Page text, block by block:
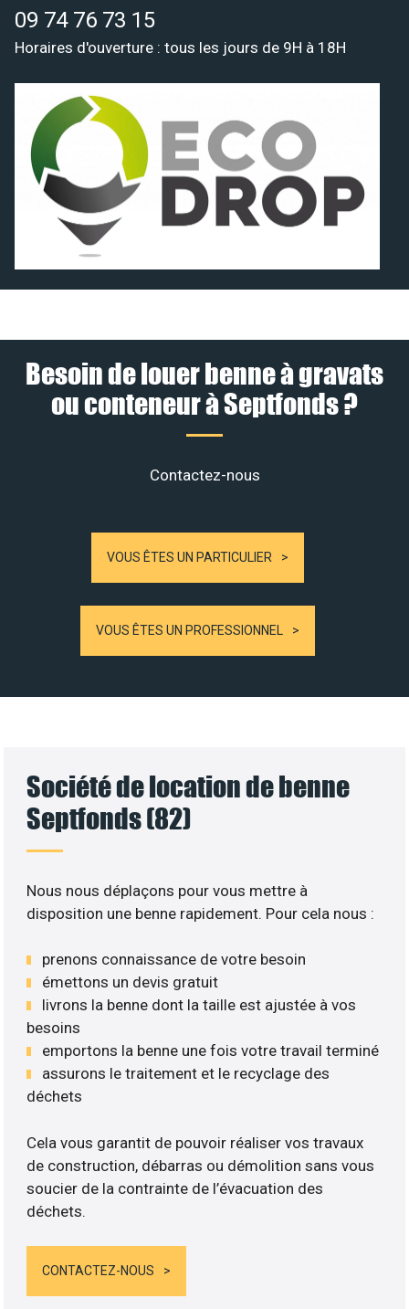
09 74 76 73 15
Horaires d'ouverture : tous les jours de 9H à 18H
Besoin de louer benne à gravats
ou conteneur à Septfonds ?
Contactez-nous
VOUS ÊTES UN PARTICULIER
VOUS ÊTES UN PROFESSIONNEL
Société de location de benne
Septfonds (82)
Nous nous déplaçons pour vous mettre à
disposition une benne rapidement. Pour cela nous :
prenons connaissance de votre besoin
émettons un devis gratuit
livrons la benne dont la taille est ajustée à vos
besoins
emportons la benne une fois votre travail terminé
assurons le traitement et le recyclage des
déchets
Cela vous garantit de pouvoir réaliser vos travaux
de construction, débarras ou démolition sans vous
soucier de la contrainte de l’évacuation des
déchets.
CONTACTEZ-NOUS